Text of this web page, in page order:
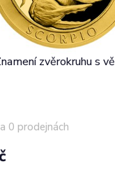
zvěrokruhu s
0 prodejnách